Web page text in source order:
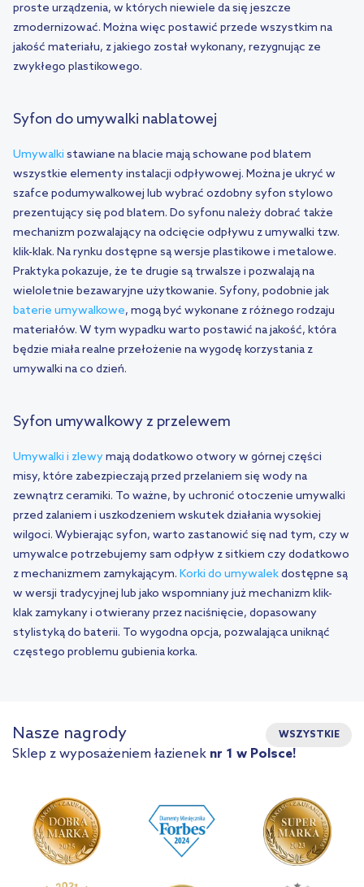
proste urządzenia, w których niewiele da się jeszcze
zmodernizować. Można więc postawić przede wszystkim na
jakość materiału, z jakiego został wykonany, rezygnując ze
zwykłego plastikowego.
Syfon do umywalki nablatowej
Umywalki stawiane na blacie mają schowane pod blatem
wszystkie elementy instalacji odpływowej. Można je ukryć w
szafce podumywalkowej lub wybrać ozdobny syfon stylowo
prezentujący się pod blatem. Do syfonu należy dobrać także
mechanizm pozwalający na odcięcie odpływu z umywalki tzw.
klik-klak. Na rynku dostępne są wersje plastikowe i metalowe.
Praktyka pokazuje, że te drugie są trwalsze i pozwalają na
wieloletnie bezawaryjne użytkowanie. Syfony, podobnie jak
baterie umywalkowe, mogą być wykonane z różnego rodzaju
materiałów. W tym wypadku warto postawić na jakość, która
będzie miała realne przełożenie na wygodę korzystania z
umywalki na co dzień.
Syfon umywalkowy z przelewem
Umywalki i zlewymają dodatkowo otwory w górnej części
misy, które zabezpieczają przed przelaniem się wody na
zewnątrz ceramiki. To ważne, by uchronić otoczenie umywalki
przed zalaniem i uszkodzeniem wskutek działania wysokiej
wilgoci. Wybierając syfon, warto zastanowić się nad tym, czy w
umywalce potrzebujemy sam odpływ z sitkiem czy dodatkowo
z mechanizmem zamykającym. Korki do umywalekdostępne są
w wersji tradycyjnej lub jako wspomniany już mechanizm klik-
klak zamykany i otwierany przez naciśnięcie, dopasowany
stylistyką do baterii. To wygodna opcja, pozwalająca uniknąć
częstego problemu gubienia korka.
Nasze nagrody WSZYSTKIE
Sklep z wyposażeniem łazienek nr 1 w Polsce!